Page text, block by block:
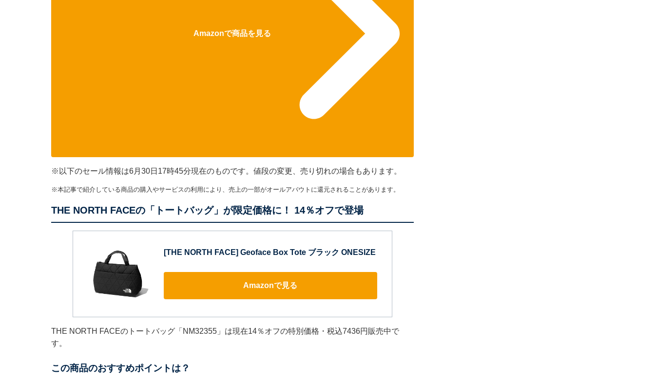
Amazonで商品を見る
※以下のセール情報は6月30日17時45分現在のものです。値段の変更、売り切れの場合もあります。
※本記事で紹介している商品の購入やサービスの利用により、売上の一部がオールアバウトに還元されることがあります。
THE NORTH FACEの「トートバッグ」が限定価格に！ 14％オフで登場
[THE NORTH FACE] Geoface Box Tote ブラック ONESIZE
Amazonで見る
THE NORTH FACEのトートバッグ「NM32355」は現在14％オフの特別価格・税込7436円販売中で
す。
この商品のおすすめポイントは？